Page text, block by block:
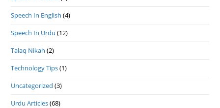
Speech In English (4)
Speech In Urdu (12)
Talaq Nikah (2)
Technology Tips(1)
Uncategorized (3)
Urdu Articles(68)